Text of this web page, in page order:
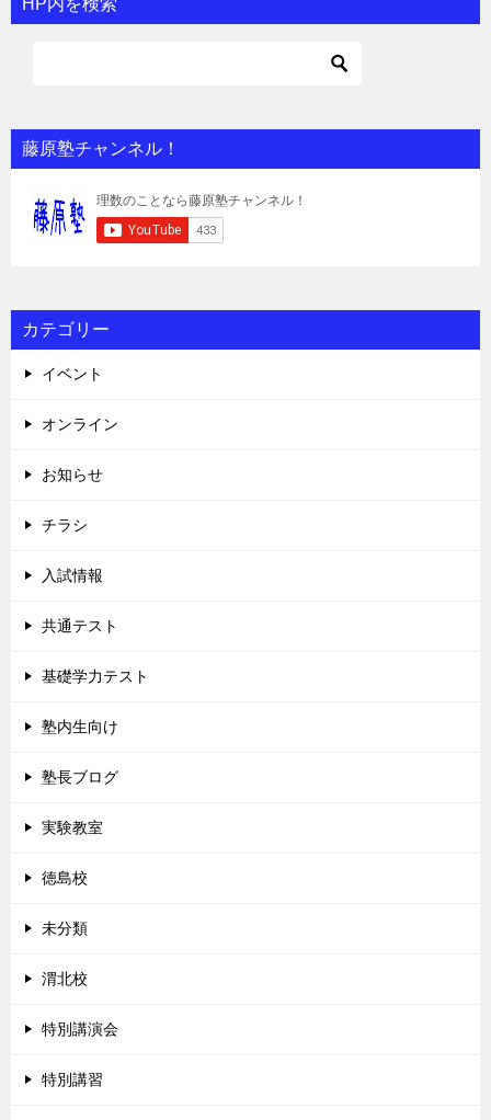
HP内を検索
藤原塾チャンネル！
カテゴリー
イベント
オンライン
お知らせ
チラシ
入試情報
共通テスト
基礎学力テスト
塾内生向け
塾長ブログ
実験教室
徳島校
未分類
渭北校
特別講演会
特別講習